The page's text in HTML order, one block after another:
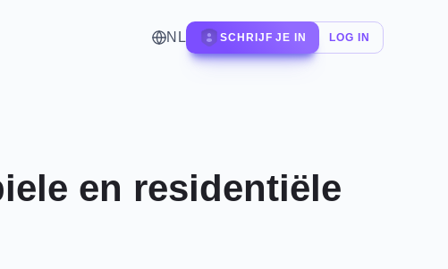
NL SCHRIJF JE IN LOG IN
en residentiële